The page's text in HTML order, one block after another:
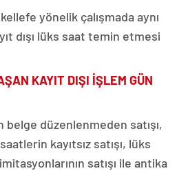
yönelik çalışmada aynı
dışı lüks saat temin etmesi
KAYIT DIŞI İŞLEM GÜN
belge düzenlenmeden satışı,
kayıtsız satışı, lüks
satışı ile antika